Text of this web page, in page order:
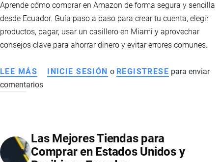
Aprende cómo comprar en Amazon de forma segura y sencilla
desde Ecuador. Guía paso a paso para crear tu cuenta, elegir
productos, pagar, usar un casillero en Miami y aprovechar
consejos clave para ahorrar dinero y evitar errores comunes.
LEE MÁS SOBRE
CÓMO
PASO
A
INICIE SESIÓN o REGISTRESE para enviar
comentarios
Las Mejores Tiendas para
Comprar en Estados Unidos y